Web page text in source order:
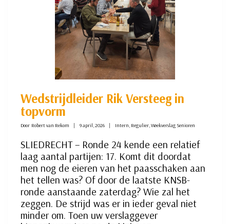
Wedstrijdleider Rik Versteeg in
topvorm
Door Robert van Rekom 9 april, 2026 Intern, Regulier,Weekverslag Senioren
SLIEDRECHT – Ronde 24 kende een relatief
laag aantal partijen: 17. Komt dit doordat
men nog de eieren van het paasschaken aan
het tellen was? Of door de laatste KNSB-
ronde aanstaande zaterdag? Wie zal het
zeggen. De strijd was er in ieder geval niet
minder om. Toen uw verslaggever